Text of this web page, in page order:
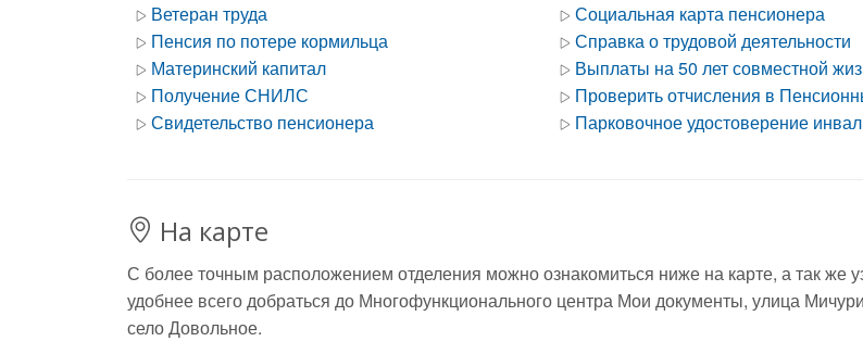
Ветеран труда
Пенсия по потере кормильца
Материнский капитал
Получение СНИЛС
Свидетельство пенсионера
Социальная карта пенсионера
Справка о трудовой деятельности
Выплаты на 50 лет совместной
Проверить отчисления в
Парковочное удостоверение
На карте
С более точным расположением отделения можно ознакомиться ниже на карте, а так же
удобнее всего добраться до Многофункционального центра Мои документы, улица
село Довольное.